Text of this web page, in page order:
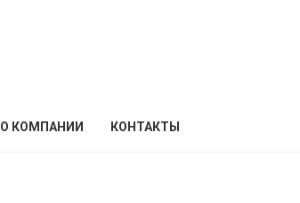
О КОМПАНИИ КОНТАКТЫ